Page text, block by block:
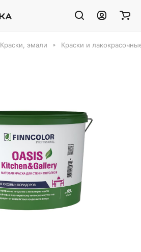
Краски, эмали Краски и